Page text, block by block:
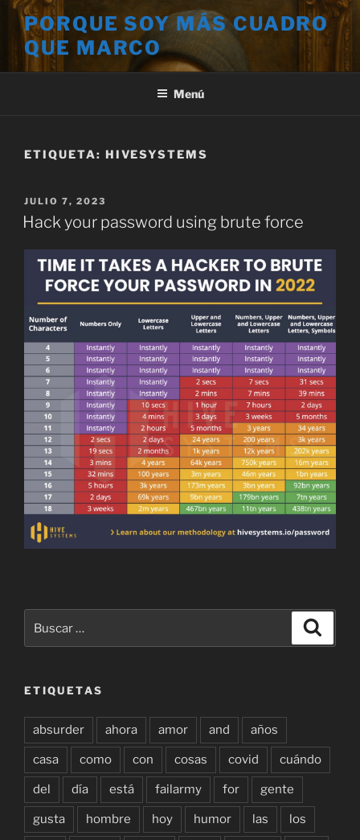
Saltar
contenido
PORQUE SOY MÁS CUADRO
QUE MARCO
Menú
ETIQUETA: HIVESYSTEMS
PUBLICADO
EL
JULIO 7, 2023
Hack your password using brute force
por:
ETIQUETAS
absurder ahora amor and años
casa como con cosas covid cuándo
del día está failarmy for gente
gusta hombre hoy humor las los